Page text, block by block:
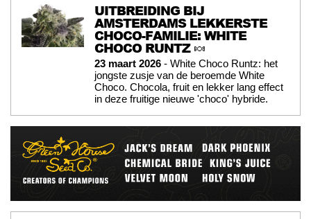
UITBREIDING BIJ
AMSTERDAMS LEKKERSTE
CHOCO-FAMILIE: WHITE
CHOCO RUNTZ 🍬
23 maart 2026 - White Choco Runtz: het
jongste zusje van de beroemde White
Choco. Chocola, fruit en lekker lang effect
in deze fruitige nieuwe 'choco' hybride.